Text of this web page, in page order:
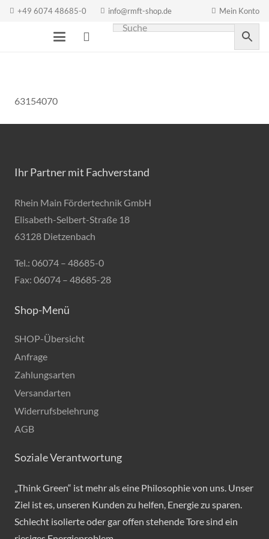
+49 6074 48685-0 info@rmft-shop.de Mein Konto
63154070
Ihr Partner mit Fachverstand
Rhein Main Fördertechnik GmbH
Elisabeth-Selbert-Straße 18
63128 Dietzenbach
Tel.: 06074 – 48685-0
Fax: 06074 – 48685-28
Shop-Menü
SHOP-Übersicht
Anfrage
Zahlungsarten
Versandarten
Widerrufsbelehrung
AGB
Soziale Verantwortung
„Think Green“ ist mehr als eine Philosophie von uns. Unser
Ziel ist es, unseren Kunden zu helfen, Energie zu sparen.
Schlecht isolierte oder gar offen stehende Tore sind ein